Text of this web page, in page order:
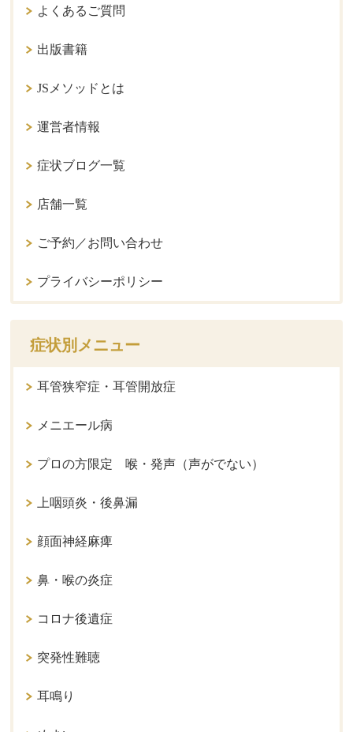
よくあるご質問
出版書籍
JSメソッドとは
運営者情報
症状ブログ一覧
店舗一覧
ご予約／お問い合わせ
プライバシーポリシー
症状別メニュー
耳管狭窄症・耳管開放症
メニエール病
プロの方限定 喉・発声（声がでない）
上咽頭炎・後鼻漏
顔面神経麻痺
鼻・喉の炎症
コロナ後遺症
突発性難聴
耳鳴り